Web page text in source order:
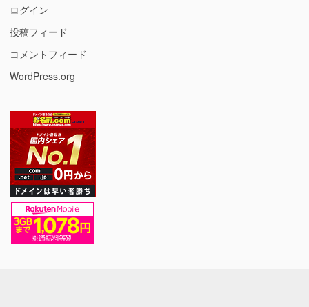
ログイン
投稿フィード
コメントフィード
WordPress.org